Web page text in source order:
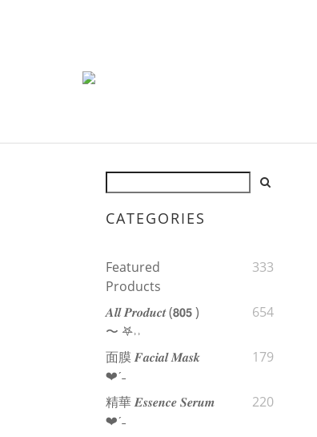
CATEGORIES
Featured
Products
333
𝑨𝒍𝒍 𝑷𝒓𝒐𝒅𝒖𝒄𝒕 (𝟴𝟬𝟱 )
〜 𖤐˒˒‪‪
654
面膜 𝑭𝒂𝒄𝒊𝒂𝒍 𝑴𝒂𝒔𝒌
❤︎‬ˊ‪‪˗
179
精華 𝑬𝒔𝒔𝒆𝒏𝒄𝒆 𝑺𝒆𝒓𝒖𝒎
❤︎‬ˊ‪‪˗
220